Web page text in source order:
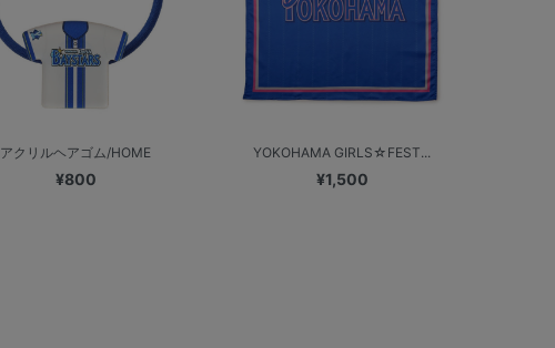
アクリルヘアゴム/HOME
¥800
YOKOHAMA GIRLS☆FEST...
¥1,500